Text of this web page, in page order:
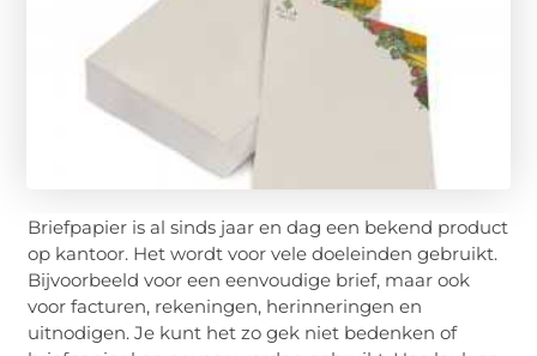
Briefpapier is al sinds jaar en dag een bekend product
op kantoor. Het wordt voor vele doeleinden gebruikt.
Bijvoorbeeld voor een eenvoudige brief, maar ook
voor facturen, rekeningen, herinneringen en
uitnodigen. Je kunt het zo gek niet bedenken of